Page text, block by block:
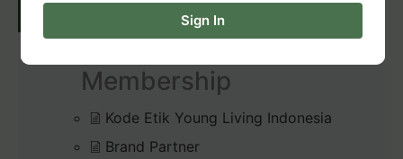
Membership
Kode Etik Young Living Indonesia
Brand Partner
Sign In